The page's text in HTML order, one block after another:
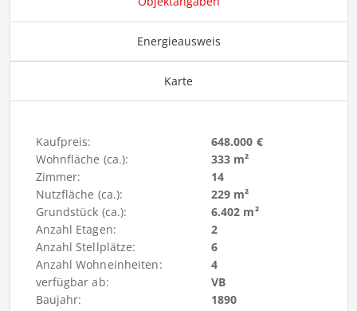
Energieausweis
Karte
Kaufpreis:
648.000 €
Wohnfläche (ca.):
333 m²
Zimmer:
14
Nutzfläche (ca.):
229 m²
Grundstück (ca.):
6.402 m²
Anzahl Etagen:
2
Anzahl Stellplätze:
6
Anzahl Wohneinheiten:
4
verfügbar ab:
VB
Baujahr:
1890